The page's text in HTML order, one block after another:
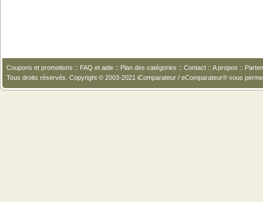
Coupons et promotions :: FAQ et aide :: Plan des catégories :: Contact :: A propos ::
Tous droits réservés. Copyright © 2003-2021 iComparateur / eComparateur® vous